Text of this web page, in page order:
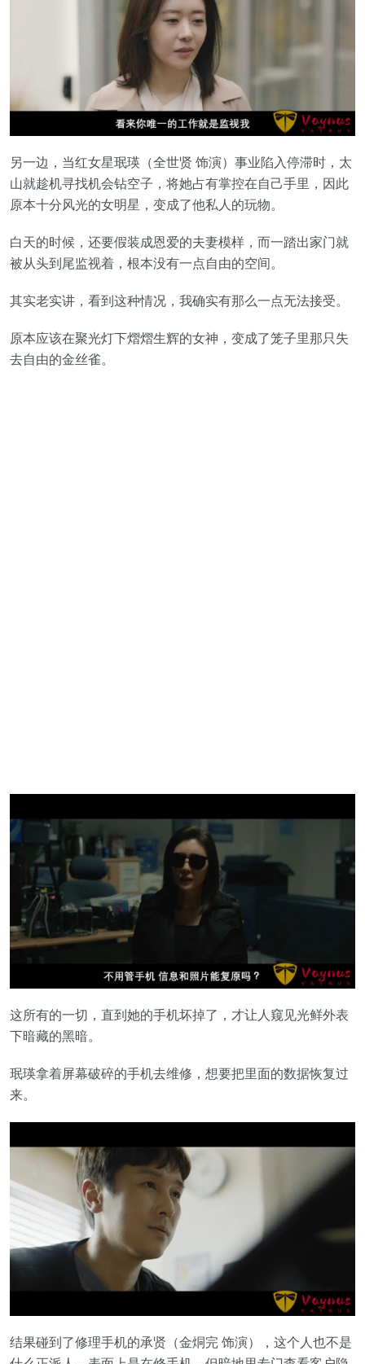
另一边，当红女星珉瑛（全世贤 饰演）事业陷入停滞时，太
山就趁机寻找机会钻空子，将她占有掌控在自己手里，因此
原本十分风光的女明星，变成了他私人的玩物。
白天的时候，还要假装成恩爱的夫妻模样，而一踏出家门就
被从头到尾监视着，根本没有一点自由的空间。
其实老实讲，看到这种情况，我确实有那么一点无法接受。
原本应该在聚光灯下熠熠生辉的女神，变成了笼子里那只失
去自由的金丝雀。
这所有的一切，直到她的手机坏掉了，才让人窥见光鲜外表
下暗藏的黑暗。
珉瑛拿着屏幕破碎的手机去维修，想要把里面的数据恢复过
来。
结果碰到了修理手机的承贤（金烔完 饰演），这个人也不是